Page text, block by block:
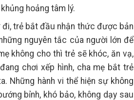
hoảng tâm lý.
trẻ bắt đầu nhận thức được bản
nguyên tắc của người lớn để
không cho thì trẻ sẽ khóc, ăn vạ,
chơi xếp hình, cha mẹ bắt trẻ
Những hành vi thể hiện sự không
bỉnh, khó bảo, không dạy sau